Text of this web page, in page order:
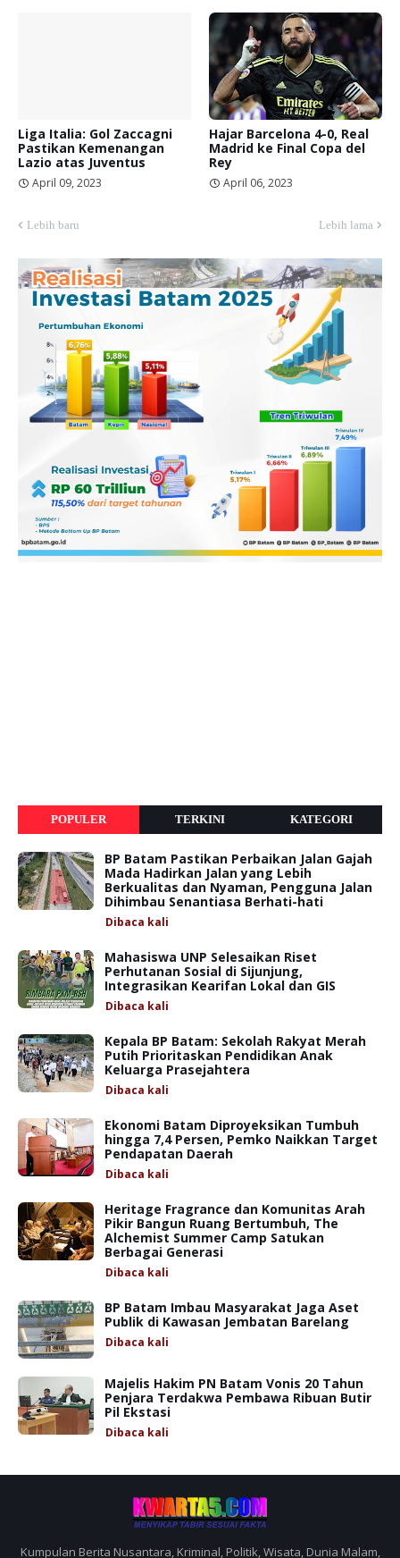
Liga Italia: Gol Zaccagni
Pastikan Kemenangan
Lazio atas Juventus
April 09, 2023
Hajar Barcelona 4-0, Real
Madrid ke Final Copa del
Rey
April 06, 2023
Lebih baru Lebih lama
POPULER TERKINI KATEGORI
BP Batam Pastikan Perbaikan Jalan Gajah
Mada Hadirkan Jalan yang Lebih
Berkualitas dan Nyaman, Pengguna Jalan
Dihimbau Senantiasa Berhati-hati
Dibaca kali
Mahasiswa UNP Selesaikan Riset
Perhutanan Sosial di Sijunjung,
Integrasikan Kearifan Lokal dan GIS
Dibaca kali
Kepala BP Batam: Sekolah Rakyat Merah
Putih Prioritaskan Pendidikan Anak
Keluarga Prasejahtera
Dibaca kali
Ekonomi Batam Diproyeksikan Tumbuh
hingga 7,4 Persen, Pemko Naikkan Target
Pendapatan Daerah
Dibaca kali
Heritage Fragrance dan Komunitas Arah
Pikir Bangun Ruang Bertumbuh, The
Alchemist Summer Camp Satukan
Berbagai Generasi
Dibaca kali
BP Batam Imbau Masyarakat Jaga Aset
Publik di Kawasan Jembatan Barelang
Dibaca kali
Majelis Hakim PN Batam Vonis 20 Tahun
Penjara Terdakwa Pembawa Ribuan Butir
Pil Ekstasi
Dibaca kali
Kumpulan Berita Nusantara, Kriminal, Politik, Wisata, Dunia Malam,